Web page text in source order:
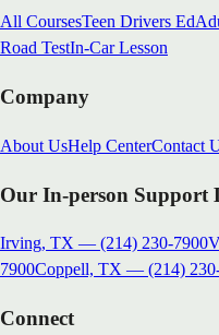
All CoursesTeen Drivers Ed
Road TestIn-Car Lesson
Company
About UsHelp CenterContact
Our In-person Support
Irving, TX — (214) 230-7900
7900Coppell, TX — (214)
Connect